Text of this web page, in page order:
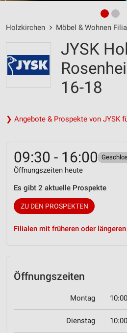
Holzkirchen Möbel & Wohnen
JYSK
16-18
❯ Angebote & Prospekte von JYSK
09:30 - 16:00
Öffnungszeiten heute
Es gibt 2 aktuelle Prospekte
ZU DEN PROSPEKTEN
Filialen mit früheren oder
Öffnungszeiten
Montag
Dienstag